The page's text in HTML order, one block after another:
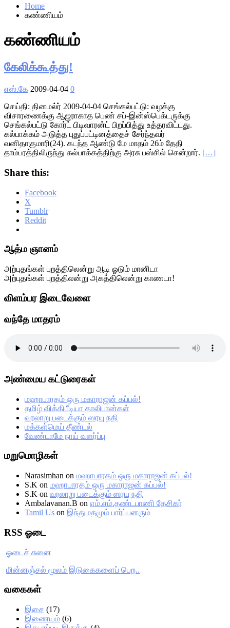
Home
கண்ணியம்
கண்ணியம்
கேலிக்கூத்து!
எஸ்.கே 2009-04-04 0
செய்தி: தினமல்ர் 2009-04-04 செங்கல்பட்டு: வழக்கு
விசாரணைக்கு ஆஜராகாத பெண் சப்-இன்ஸ்பெக்டருக்கு
செங்கல்பட்டு கோர்ட் பிடிவாரன்ட் பிறப்பித்து உத்தரவிட்டது.
கல்பாக்கம் அடுத்த புதுப்பட்டினத்தைச் சேர்ந்தவர்
வனிதாகுமாரி(24). கடந்த ஆண்டு மே மாதம் 26ம் தேதி
தாம்பரத்திலிருந்து கல்பாக்கத்திற்கு அரசு பஸ்சில் சென்றார். […]
Share this:
Facebook
X
Tumblr
Reddit
Primary
ஆத்ம ஞானம்
அற்புதங்கள் புறத்திலென்று ஆடி ஓடும் மானிடா
அற்புதங்கள் புறத்திலன்று அகத்திலென்று காணடா!
விளம்பர இடைவேளை
வந்தே மாதரம்
அண்மைய கட்டுரைகள்
மஹாபாரதம் ஒரு மகாராஜன் கப்பல்!
தமிழ் விக்கிபீடியா தாலிபான்கள்
வரலாறு படைக்கும் ஸரயு நதி
மக்கள்மெய் தீண்டல்
வேண்டாமே நாய் வளர்ப்பு
மறுமொழிகள்
Narasimhan on மஹாபாரதம் ஒரு மகாராஜன் கப்பல்!
S.K on மஹாபாரதம் ஒரு மகாராஜன் கப்பல்!
S.K on வரலாறு படைக்கும் ஸரயு நதி
Ambalavanan.B on எம்.எம்.தண்டபாணி தேசிகர்
Tamil Us on இந்துமதமும் பார்ப்பனரும்
RSS ஓடை
ஓடைச் சுனை
மின்னஞ்சல் மூலம் இடுகைகளைப் பெற..
வகைகள்
இசை (17)
இணையம் (6)